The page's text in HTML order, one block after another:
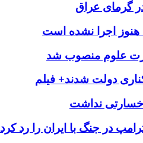
گرمای عراق
هنوز اجرا نشده است
علوم منصوب شد
دولت شدند+ فیلم
در جنگ با ایران را رد کرد